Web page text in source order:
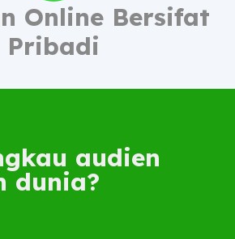
Online Bersifat
Pribadi
audien
dunia?